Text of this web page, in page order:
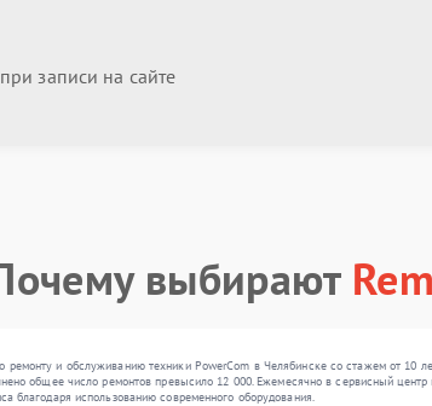
записи на сайте
выбирают
и обслуживанию техники PowerCom в Челябинске со стажем от 10
общее число ремонтов превысило 12 000. Ежемесячно в сервисный
благодаря использованию современного оборудования.